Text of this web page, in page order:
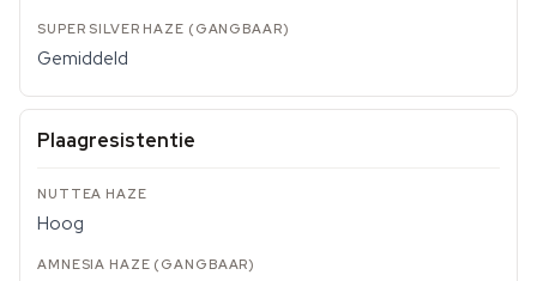
Gemiddeld
Plaagresistentie
Hoog